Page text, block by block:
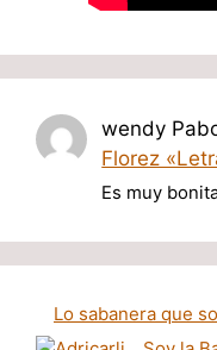
wendy
Florez
Es muy
Lo sabanera que